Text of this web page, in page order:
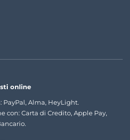
online
PayPal, Alma, HeyLight.
con: Carta di Credito, Apple Pay,